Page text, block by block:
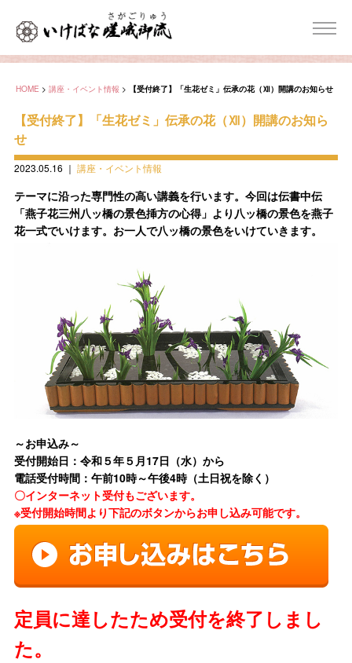
HOME > 講座・イベント情報 > 【受付終了】「生花ゼミ」伝承の花（Ⅻ）開講のお知らせ
【受付終了】「生花ゼミ」伝承の花（Ⅻ）開講のお知ら
せ
2023.05.16 ｜ 講座・イベント情報
テーマに沿った専門性の高い講義を行います。今回は伝書中伝
「燕子花三州八ッ橋の景色挿方の心得」より八ッ橋の景色を燕子
花一式でいけます。お一人で八ッ橋の景色をいけていきます。
～お申込み～
受付開始日：令和５年５ 月17日（水）から
電話受付時間：午前10時～午後4時（土日祝を除く）
〇インターネット受付もございます。
※受付開始時間より下記のボタンからお申し込み可能です。
定員に達したため受付を終了しまし
た。